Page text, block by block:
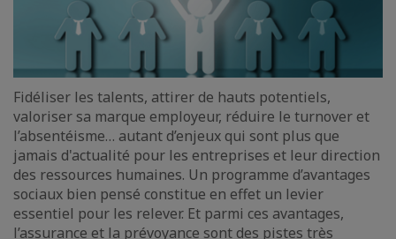
Fidéliser les talents, attirer de hauts potentiels,
valoriser sa marque employeur, réduire le turnover et
l’absentéisme… autant d’enjeux qui sont plus que
jamais d'actualité pour les entreprises et leur direction
des ressources humaines. Un programme d’avantages
sociaux bien pensé constitue en effet un levier
essentiel pour les relever. Et parmi ces avantages,
l’assurance et la prévoyance sont des pistes très